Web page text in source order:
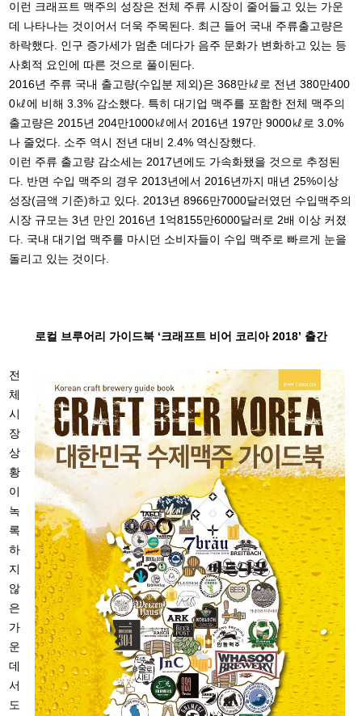
이런 크래프트 맥주의 성장은 전체 주류 시장이 줄어들고 있는 가운
데 나타나는 것이어서 더욱 주목된다. 최근 들어 국내 주류출고량은
하락했다. 인구 증가세가 멈춘 데다가 음주 문화가 변화하고 있는 등
사회적 요인에 따른 것으로 풀이된다.
2016년 주류 국내 출고량(수입분 제외)은 368만㎘로 전년 380만400
0㎘에 비해 3.3% 감소했다. 특히 대기업 맥주를 포함한 전체 맥주의
출고량은 2015년 204만1000㎘에서 2016년 197만 9000㎘로 3.0%
나 줄었다. 소주 역시 전년 대비 2.4% 역신장했다.
이런 주류 출고량 감소세는 2017년에도 가속화됐을 것으로 추정된
다. 반면 수입 맥주의 경우 2013년에서 2016년까지 매년 25%이상
성장(금액 기준)하고 있다. 2013년 8966만7000달러였던 수입맥주의
시장 규모는 3년 만인 2016년 1억8155만6000달러로 2배 이상 커졌
다. 국내 대기업 맥주를 마시던 소비자들이 수입 맥주로 빠르게 눈을
돌리고 있는 것이다.
로컬 브루어리 가이드북 ‘크래프트 비어 코리아 2018’ 출간
전
체
시
장
상
황
이
녹
록
하
지
않
은
가
운
데
서
도